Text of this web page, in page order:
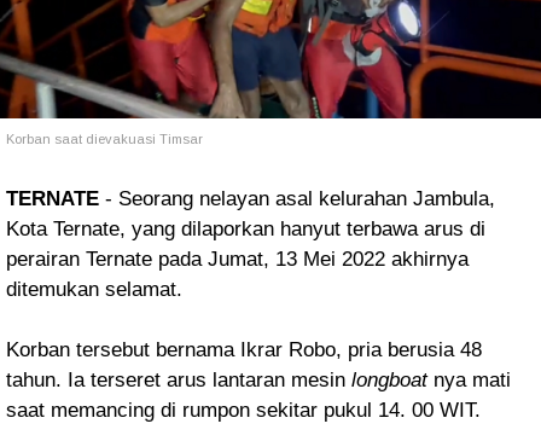
Korban saat dievakuasi Timsar
TERNATE - Seorang nelayan asal kelurahan Jambula,
Kota Ternate, yang dilaporkan hanyut terbawa arus di
perairan Ternate pada Jumat, 13 Mei 2022 akhirnya
ditemukan selamat.
Korban tersebut bernama Ikrar Robo, pria berusia 48
tahun. Ia terseret arus lantaran mesin longboat nya mati
saat memancing di rumpon sekitar pukul 14. 00 WIT.